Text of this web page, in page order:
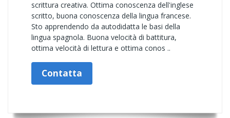
scrittura creativa. Ottima conoscenza dell'inglese
scritto, buona conoscenza della lingua francese.
Sto apprendendo da autodidatta le basi della
lingua spagnola. Buona velocità di battitura,
ottima velocità di lettura e ottima conos ..
Contatta